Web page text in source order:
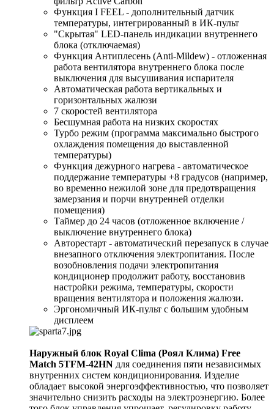
Функция I FEEL - дополнительный датчик
температуры, интегрированный в ИК-пульт
"Скрытая" LED-панель индикации внутреннего
блока (отключаемая)
Функция Антиплесень (Anti-Mildew) - отложенная
работа вентилятора внутреннего блока после
выключения для высушивания испарителя
Автоматическая работа вертикальных и
горизонтальных жалюзи
7 скоростей вентилятора
Бесшумная работа на низких скоростях
Турбо режим (программа максимально быстрого
охлаждения помещения до выставленной
температуры)
Функция дежурного нагрева - автоматическое
поддержание температуры +8 градусов (например,
во временно нежилой зоне для предотвращения
замерзания и порчи внутренней отделки
помещения)
Таймер до 24 часов (отложенное включение /
выключение внутреннего блока)
Авторестарт - автоматический перезапуск в случае
внезапного отключения электропитания. После
возобновления подачи электропитания
кондиционер продолжит работу, восстановив
настройки режима, температуры, скорости
вращения вентилятора и положения жалюзи.
Эргономичный ИК-пульт с большим удобным
дисплеем
Наружный блок Royal Clima (Роял Клима) Free
Match 5TFM-42HN для соединения пяти независимых
внутренних систем кондиционирования. Изделие
обладает высокой энергоэффективностью, что позволяет
значительно снизить расходы на электроэнергию. Более